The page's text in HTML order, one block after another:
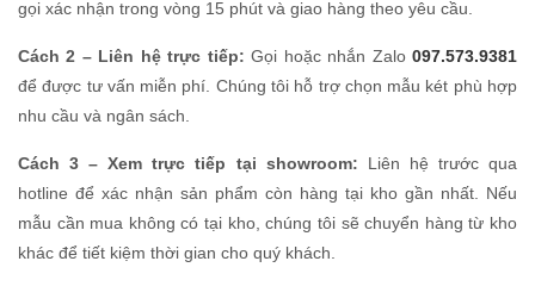
gọi xác nhận trong vòng 15 phút và giao hàng theo yêu cầu.
Cách 2 – Liên hệ trực tiếp: Gọi hoặc nhắn Zalo097.573.9381
để được tư vấn miễn phí. Chúng tôi hỗ trợ chọn mẫu két phù hợp
nhu cầu và ngân sách.
Cách 3 – Xem trực tiếp tại showroom: Liên hệ trước qua
hotline để xác nhận sản phẩm còn hàng tại kho gần nhất. Nếu
mẫu cần mua không có tại kho, chúng tôi sẽ chuyển hàng từ kho
khác để tiết kiệm thời gian cho quý khách.